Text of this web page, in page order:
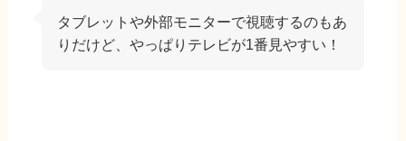
タブレットや外部モニターで視聴するのもあ
りだけど、やっぱりテレビが1番見やすい！